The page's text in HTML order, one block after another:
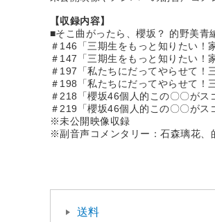
【収録内容】
■そこ曲がったら、櫻坂？ 的野美青
＃146「三期生をもっと知りたい！
＃147「三期生をもっと知りたい！
＃197「私たちにだってやらせて！
＃198「私たちにだってやらせて！
＃218「櫻坂46個人的この〇〇がス
＃219「櫻坂46個人的この〇〇が
※未公開映像収録
※副音声コメンタリー：石森璃花、
送料